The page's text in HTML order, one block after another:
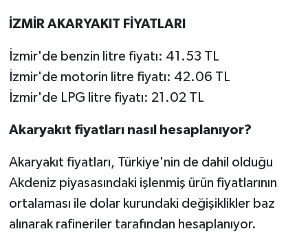
İZMİR AKARYAKIT FİYATLARI
İzmir'de benzin litre fiyatı: 41.53 TL
İzmir'de motorin litre fiyatı: 42.06 TL
İzmir'de LPG litre fiyatı: 21.02 TL
Akaryakıt fiyatları nasıl hesaplanıyor?
Akaryakıt fiyatları, Türkiye'nin de dahil olduğu
Akdeniz piyasasındaki işlenmiş ürün fiyatlarının
ortalaması ile dolar kurundaki değişiklikler baz
alınarak rafineriler tarafından hesaplanıyor.